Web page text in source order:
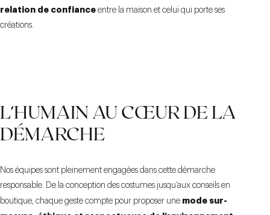
relation de confiance entre la maison et celui qui porte ses
créations.
L’HUMAIN AU CŒUR DE LA
DÉMARCHE
Nos équipes sont pleinement engagées dans cette démarche
responsable. De la conception des costumes jusqu’aux conseils en
boutique, chaque geste compte pour proposer une mode sur-